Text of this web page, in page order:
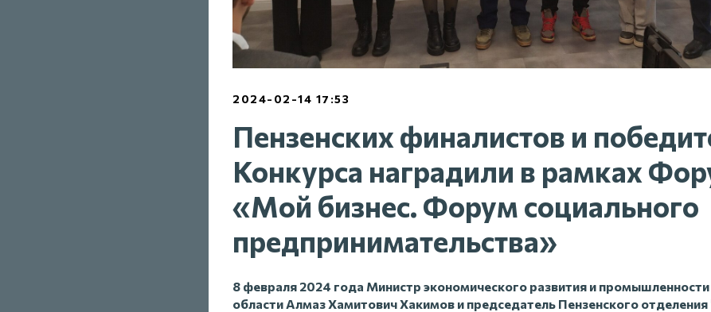
2024-02-14 17:53
Пензенских финалистов и
Конкурса наградили в рамках
«Мой бизнес. Форум социального
предпринимательства»
8 февраля 2024 года Министр экономического развития и
области Алмаз Хамитович Хакимов и председатель Пензенского